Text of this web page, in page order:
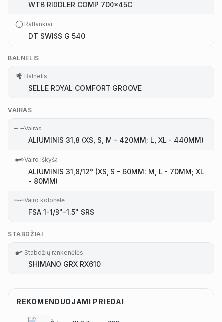
WTB RIDDLER COMP 700x45C
Ratlankiai
DT SWISS G 540
BALNELIS
Balnelis
SELLE ROYAL COMFORT GROOVE
VAIRAS
Vairas
ALIUMINIS 31,8 (XS, S, M - 420MM; L, XL - 440MM)
Vairo iškyša
ALIUMINIS 31,8/12° (XS, S - 60MM: M, L - 70MM; XL
- 80MM)
Vairo kolonėlė
FSA 1-1/8"-1.5" SRS
STABDŽIAI
Stabdžių rankenėlės
SHIMANO GRX RX610
REKOMENDUOJAMI PRIEDAI